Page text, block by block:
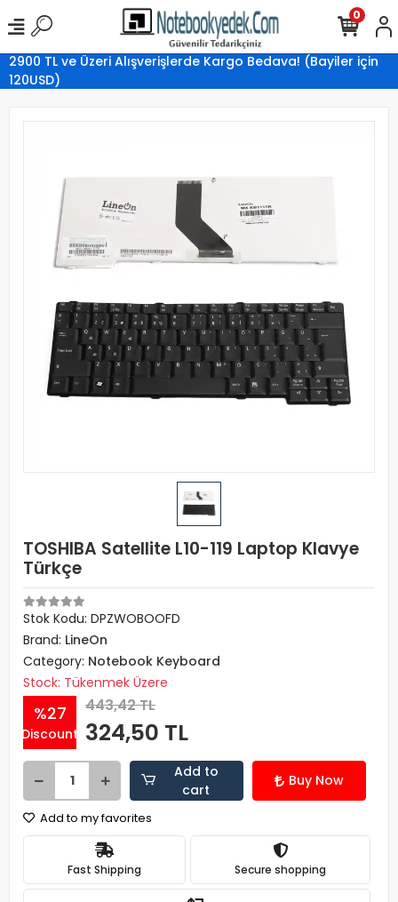
2900 TL ve Üzeri Alışverişlerde Kargo Bedava! (Bayiler için
120USD)
0
TOSHIBA Satellite L10-119 Laptop Klavye
Türkçe
Stok Kodu: DPZWOBOOFD
Brand: LineOn
Category: Notebook Keyboard
Stock: Tükenmek Üzere
%27
Discount
443,42 TL
324,50 TL
Add to
cart
Buy Now
Add to my favorites
Fast Shipping Secure shopping